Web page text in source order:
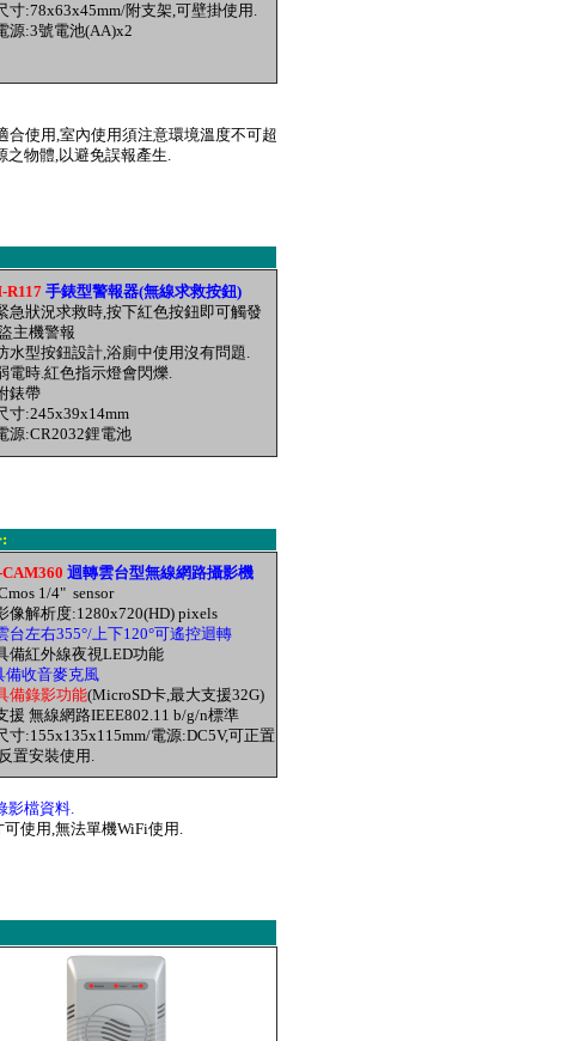
寸:78x63x45mm/附支架,可壁掛使用.
源:3號電池(AA)x2
合使用,室內使用須注意環境溫度不可超
之物體,以避免誤報產生.
R117手錶型警報器(無線求救按鈕)
急狀況求救時,按下紅色按鈕即可觸發
主機警報
水型按鈕設計,浴廁中使用沒有問題.
電時.紅色指示燈會閃爍.
錶帶
寸:245x39x14mm
源:CR2032鋰電池
迴轉雲台型無線網路攝影機
1/4" sensor
像解析度:1280x720(HD) pixels
台左右355°/上下120°可遙控迴轉
備紅外線夜視LED功能
備收音麥克風
備錄影功能(MicroSD卡,最大支援32G)
援 無線網路IEEE802.11 b/g/n標準
寸:155x135x115mm/電源:DC5V,可正置
置安裝使用.
影檔資料.
使用,無法單機WiFi使用.